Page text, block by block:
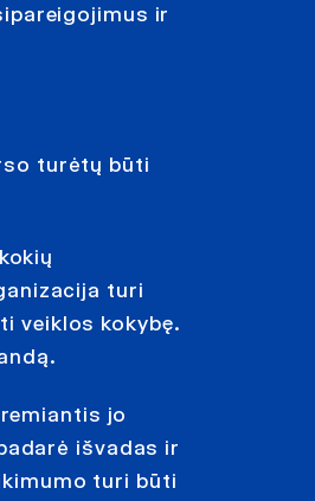
ir
turėtų būti
turi
veiklos kokybę.
jo
išvadas ir
turi būti